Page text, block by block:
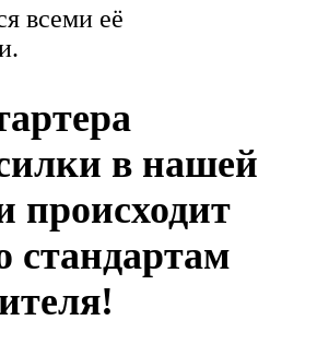
всеми её
в нашей
происходит
стандартам